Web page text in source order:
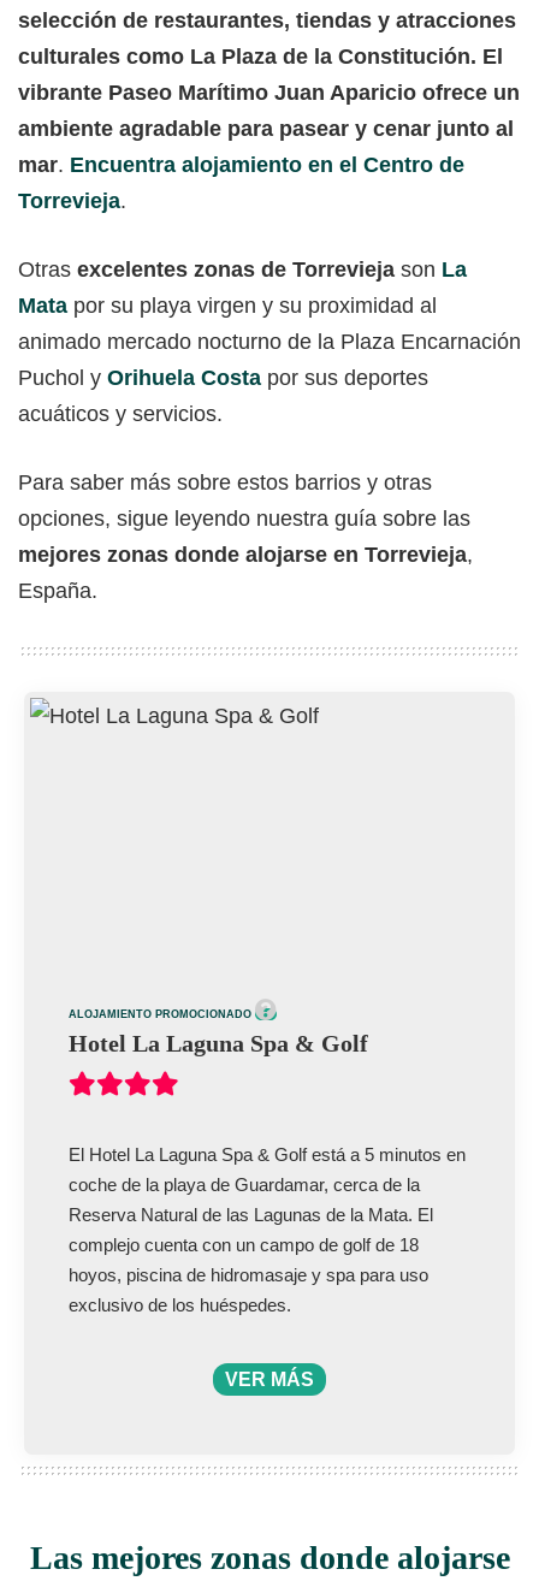
selección de restaurantes, tiendas y atracciones
culturales como La Plaza de la Constitución. El
vibrante Paseo Marítimo Juan Aparicio ofrece un
ambiente agradable para pasear y cenar junto al
mar. Encuentra alojamiento en el Centro de
Torrevieja.
Otras excelentes zonas de Torrevieja son La
Mata por su playa virgen y su proximidad al
animado mercado nocturno de la Plaza Encarnación
Puchol y Orihuela Costa por sus deportes
acuáticos y servicios.
Para saber más sobre estos barrios y otras
opciones, sigue leyendo nuestra guía sobre las
mejores zonas donde alojarse en Torrevieja,
España.
ALOJAMIENTO PROMOCIONADO
Hotel La Laguna Spa & Golf
El Hotel La Laguna Spa & Golf está a 5 minutos en
coche de la playa de Guardamar, cerca de la
Reserva Natural de las Lagunas de la Mata. El
complejo cuenta con un campo de golf de 18
hoyos, piscina de hidromasaje y spa para uso
exclusivo de los huéspedes.
VER MÁS
Las mejores zonas donde alojarse